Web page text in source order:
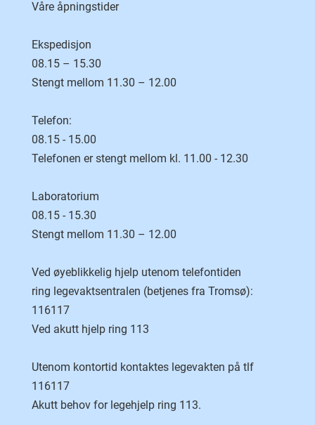
Våre åpningstider
Ekspedisjon
08.15 – 15.30
Stengt mellom 11.30 – 12.00
Telefon:
08.15 - 15.00
Telefonen er stengt mellom kl. 11.00 - 12.30
Laboratorium
08.15 - 15.30
Stengt mellom 11.30 – 12.00
Ved øyeblikkelig hjelp utenom telefontiden
ring legevaktsentralen (betjenes fra Tromsø):
116117
Ved akutt hjelp ring 113
Utenom kontortid kontaktes legevakten på tlf
116117
Akutt behov for legehjelp ring 113.